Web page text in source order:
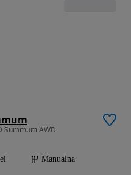
Summum AWD
Manualna